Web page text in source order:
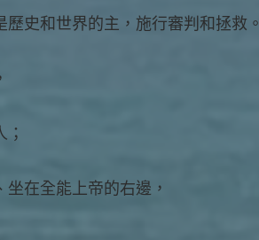
史和世界的主，施行審判和拯救。
在全能上帝的右邊，